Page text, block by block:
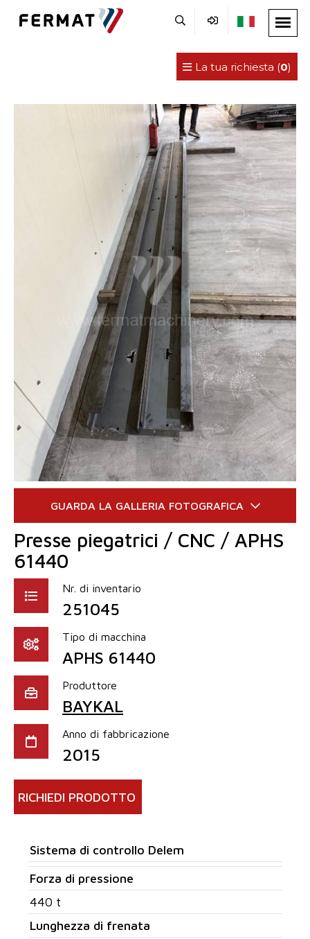
La tua richiesta (0)
Presse piegatrici / CNC / APHS
61440
Nr. di inventario
251045
Tipo di macchina
APHS 61440
Produttore
BAYKAL
Anno di fabbricazione
2015
RICHIEDI PRODOTTO
Sistema di controllo Delem
Forza di pressione
440 t
Lunghezza di frenata